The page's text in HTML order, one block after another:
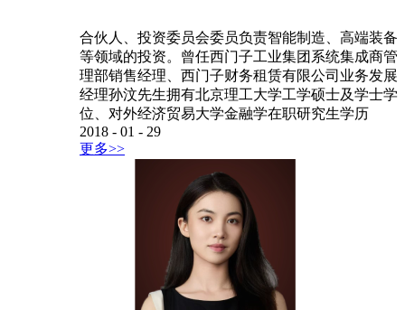
合伙人、投资委员会委员负责智能制造、高端装备
等领域的投资。曾任西门子工业集团系统集成商管
理部销售经理、西门子财务租赁有限公司业务发展
经理孙汶先生拥有北京理工大学工学硕士及学士学
位、对外经济贸易大学金融学在职研究生学历
2018 - 01 - 29
更多>>